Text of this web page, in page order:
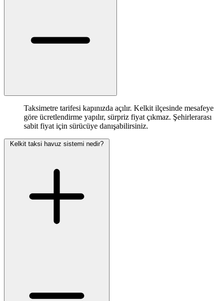
Taksimetre tarifesi kapınızda açılır. Kelkit ilçesinde mesafeye
göre ücretlendirme yapılır, sürpriz fiyat çıkmaz. Şehirlerarası
sabit fiyat için sürücüye danışabilirsiniz.
Kelkit taksi havuz sistemi nedir?